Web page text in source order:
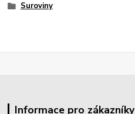
Suroviny
Informace pro zákazníky